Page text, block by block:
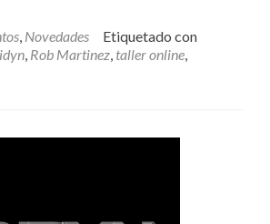
, Novedades
Etiquetado con
, Rob Martinez, taller online,